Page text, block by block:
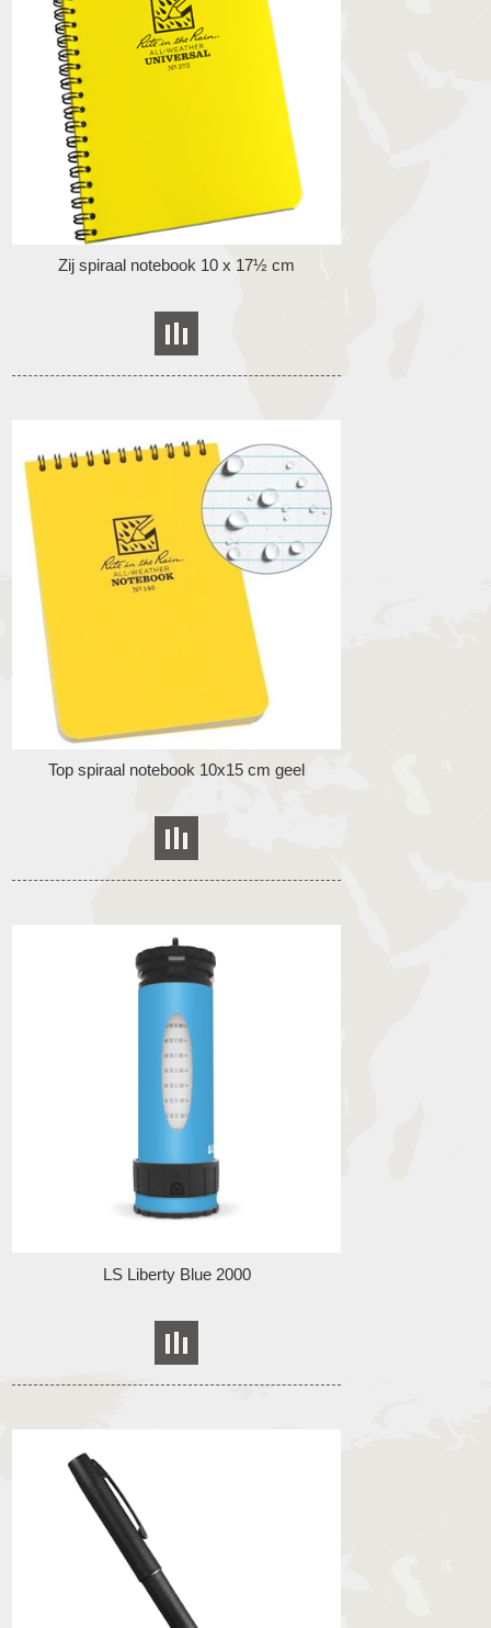
Zij spiraal notebook 10 x 17½ cm
Top spiraal notebook 10x15 cm geel
LS Liberty Blue 2000